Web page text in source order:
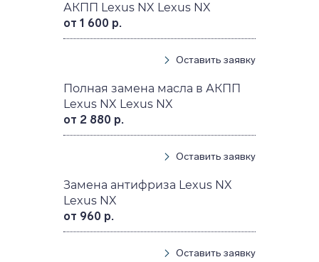
АКПП Lexus NX Lexus NX
от 1 600 р.
Оставить заявку
Полная замена масла в АКПП
Lexus NX Lexus NX
от 2 880 р.
Оставить заявку
Замена антифриза Lexus NX
Lexus NX
от 960 р.
Оставить заявку